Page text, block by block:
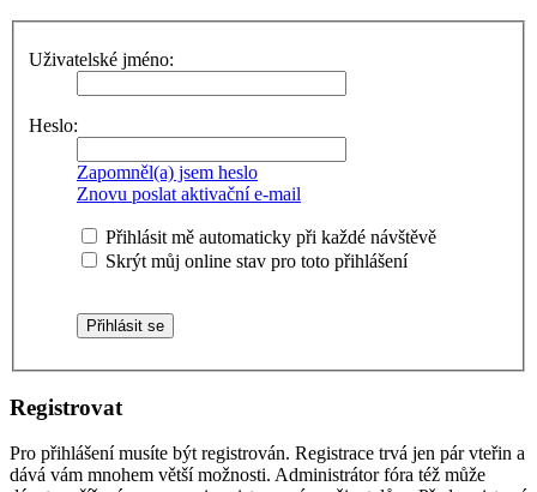
Uživatelské jméno:
Heslo:
Zapomněl(a) jsem heslo
Znovu poslat aktivační e-mail
Přihlásit mě automaticky při každé návštěvě
Skrýt můj online stav pro toto přihlášení
Registrovat
Pro přihlášení musíte být registrován. Registrace trvá jen pár vteřin a
dává vám mnohem větší možnosti. Administrátor fóra též může